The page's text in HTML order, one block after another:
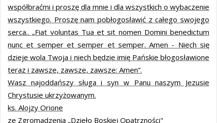
współbraćmi i proszę dla mnie i dla wszystkich o wybaczenie
wszystkiego. Proszę nam pobłogosławić z całego swojego
serca.. „Fiat voluntas Tua et sit nomen Domini benedictum
nunc et semper et semper et semper. Amen - Niech się
dzieje wola Twoja i niech będzie imię Pańskie błogosławione
teraz i zawsze, zawsze, zawsze: Amen”.
Wasz najoddańszy sługa i syn w Panu naszym Jezusie
Chrystusie ukrzyżowanym.
ks. Alojzy Orione
ze Zgromadzenia „Dzieło Boskiej Opatrzności"